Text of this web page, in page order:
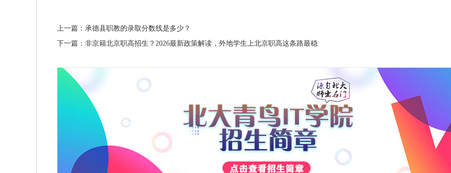
上一篇：承德县职教的录取分数线是多少？
下一篇：非京籍北京职高招生？2026最新政策解读，外地学生上北京职高这条路最稳